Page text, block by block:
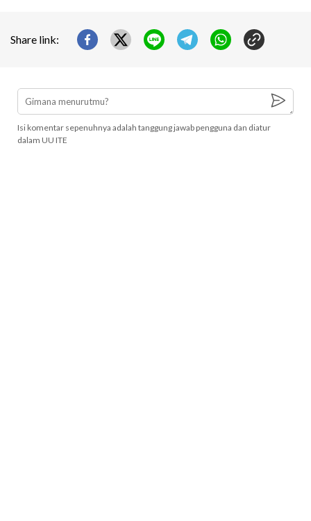
Share link:
Isi komentar sepenuhnya adalah tanggung jawab pengguna dan diatur
dalam UU ITE